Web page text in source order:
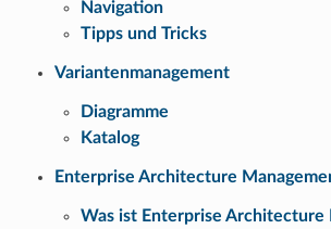
Navigation
Tipps und Tricks
Variantenmanagement
Diagramme
Katalog
Enterprise Architecture
Was ist Enterprise Architecture